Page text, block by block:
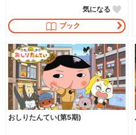
ブック
気になる
おしりたんてい(第5期)